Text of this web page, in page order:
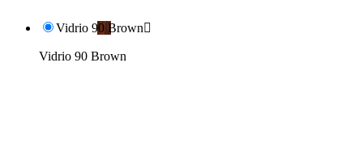
Vidrio 90 Brown
Vidrio 90 Brown